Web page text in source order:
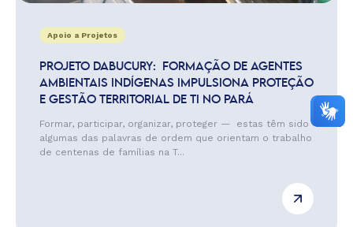
Apoio a Projetos
PROJETO DABUCURY: FORMAÇÃO DE AGENTES
AMBIENTAIS INDÍGENAS IMPULSIONA PROTEÇÃO
E GESTÃO TERRITORIAL DE TI NO PARÁ
Formar, participar, organizar, proteger — estas têm sido
algumas das palavras de ordem que orientam o trabalho
de centenas de famílias na T...